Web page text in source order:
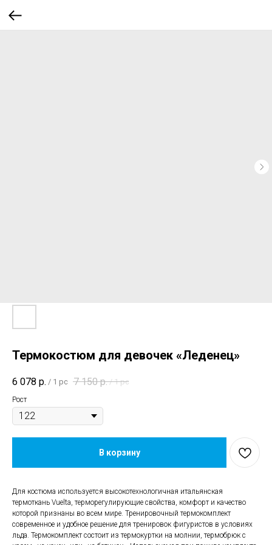
Термокостюм для девочек «Леденец»
6 078 р. / 1 pc 7 150 р. / 1 pc
Рост
В корзину
Для костюма используется высокотехнологичная итальянская
термоткань Vuelta, терморегулирующие свойства, комфорт и качество
которой признаны во всем мире. Тренировочный термокомплект
современное и удобное решение для тренировок фигуристов в условиях
льда. Термокомплект состоит из термокуртки на молнии, термобрюк с